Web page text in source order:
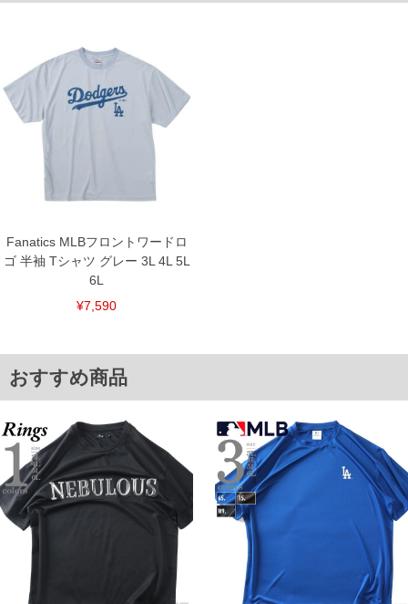
返品交換希望の方は、商品到着後1週間以内にご連絡ください。
下着(肌着)やワイシャツは商品の性質上、返品交換不可とさせて頂いております。予め
ご了承くださいませ。
※【ボトムの裾上げをご希望の場合】
裾上げ料金は500円+税となります。
備考欄に股下●cmとご記入下さい。（裾上げ無料対象商品は1本につき税込6,000円以
上の品が対象。1本5,999円以下の商品は有料（500円+税）となります。）
尚、裾上げした商品は返品・交換不可となりますので、予めご了承下さい。
一部、お直しに対応出来ない商品がございます。(例：裾にファスナーや調節ひもが付
ンピュータ画面）によって、商品の色味が若干異なる場合がございます。予めご了承
ください。
※当店での掲載商品は、実店鋪と在庫を共用しておりますので店頭での売り違い、店
す。そのようなことがない様最大限に努めておりますが、もしあった場合速やかにご
Fanatics MLBフロントワードロ
ゴ 半袖 Tシャツ グレー 3L 4L 5L
6L
¥7,590
おすすめ商品